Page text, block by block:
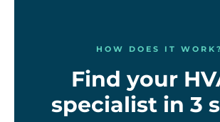
HOW DOES IT WORK?
Find your
specialist in 3